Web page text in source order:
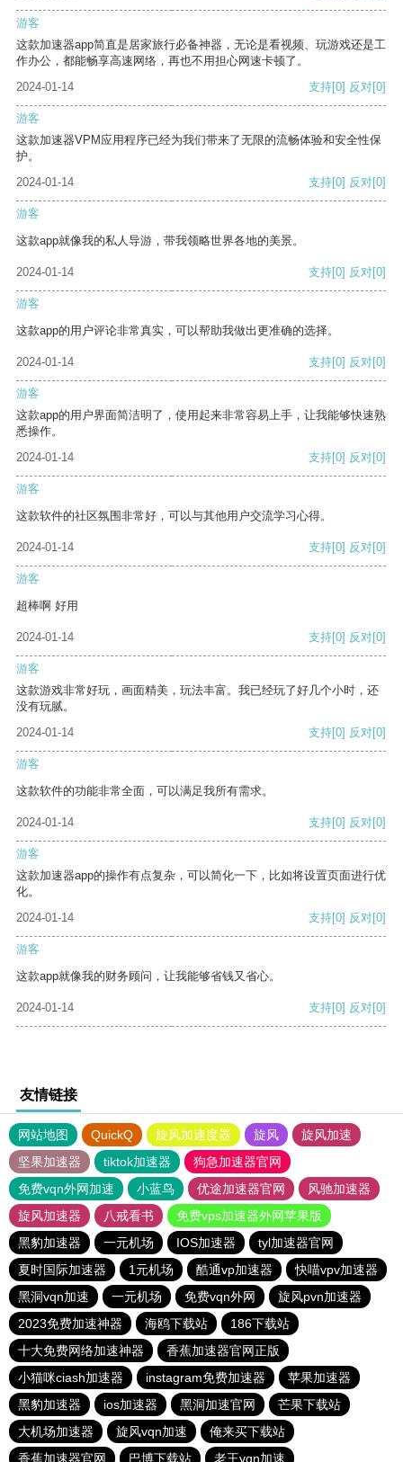
游客
这款加速器app简直是居家旅行必备神器，无论是看视频、玩游戏还是工
作办公，都能畅享高速网络，再也不用担心网速卡顿了。
2024-01-14
支持[0] 反对[0]
游客
这款加速器VPM应用程序已经为我们带来了无限的流畅体验和安全性保
护。
2024-01-14
支持[0] 反对[0]
游客
这款app就像我的私人导游，带我领略世界各地的美景。
2024-01-14 支持[0] 反对[0]
游客
这款app的用户评论非常真实，可以帮助我做出更准确的选择。
2024-01-14 支持[0] 反对[0]
游客
这款app的用户界面简洁明了，使用起来非常容易上手，让我能够快速熟
悉操作。
2024-01-14
支持[0] 反对[0]
游客
这款软件的社区氛围非常好，可以与其他用户交流学习心得。
2024-01-14 支持[0] 反对[0]
游客
超棒啊 好用
2024-01-14 支持[0] 反对[0]
游客
这款游戏非常好玩，画面精美，玩法丰富。我已经玩了好几个小时，还
没有玩腻。
2024-01-14
支持[0] 反对[0]
游客
这款软件的功能非常全面，可以满足我所有需求。
2024-01-14 支持[0] 反对[0]
游客
这款加速器app的操作有点复杂，可以简化一下，比如将设置页面进行优
化。
2024-01-14
支持[0] 反对[0]
游客
这款app就像我的财务顾问，让我能够省钱又省心。
2024-01-14 支持[0] 反对[0]
友情链接
网站地图 QuickQ 旋风加速度器 旋风
旋风加速
坚果加速器
tiktok加速器
狗急加速器官网
免费vqn外网加速
小蓝鸟 优途加速器官网
风驰加速器
旋风加速器
八戒看书
免费vps加速器外网苹果版
黑豹加速器
一元机场 IOS加速器
tyl加速器官网
夏时国际加速器
1元机场 酷通vp加速器
快喵vpv加速器
黑洞vqn加速
一元机场 免费vqn外网
旋风pvn加速器
2023免费加速神器
海鸥下载站
186下载站
十大免费网络加速神器
香蕉加速器官网正版
小猫咪ciash加速器
instagram免费加速器
苹果加速器
黑豹加速器
ios加速器 黑洞加速官网
芒果下载站
大机场加速器
旋风vqn加速
俺来买下载站
香蕉加速器官网
巴博下载站 老王vqn加速